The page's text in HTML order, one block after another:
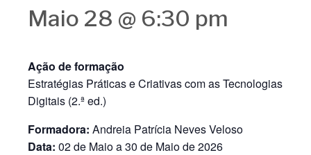
Maio 28 @ 6:30 pm
Ação de formação
Estratégias Práticas e Criativas com as Tecnologias
Digitais (2.ª ed.)
Formadora: Andreia Patrícia Neves Veloso
Data: 02 de Maio a 30 de Maio de 2026